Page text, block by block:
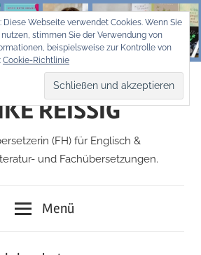
REISSIG
(FH) für Englisch &
und Fachübersetzungen.
Menü
Diese Webseite verwendet Cookies. Wenn Sie
stimmen Sie der Verwendung von
beispielsweise zur Kontrolle von
Cookie-Richtlinie